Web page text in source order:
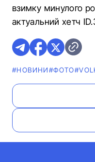
взимку минулого
актуальний хетч
#НОВИНИ#ФОТО